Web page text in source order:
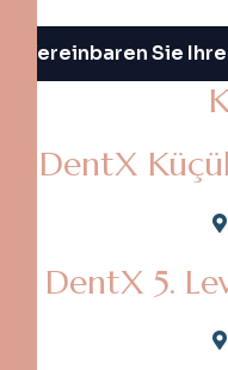
DentX
DentX 5.